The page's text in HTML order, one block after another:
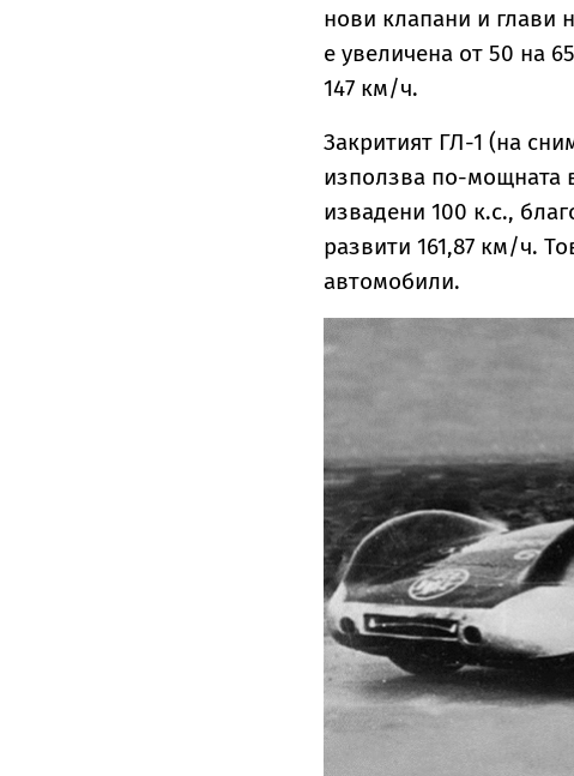
нови клапани и глави
е увеличена от 50 на
147 км/ч.
Закритият ГЛ-1 (на
използва по-мощната
извадени 100 к.с.,
развити 161,87 км/ч.
автомобили.